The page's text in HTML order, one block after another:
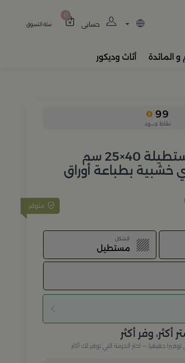
والفواحات
حسابي
0
سلة التسوق
و المائدة أثاث وديكور
99
نقاط جــــود
صينية تقديم مستطيلة 40×25 سم
خشبية بطباعة أوراق
متوفر
الشكل
مستطيل
أكثر، وفر أكثر
حقيقيا — اختر الحزمة التي توفر لك أكثر